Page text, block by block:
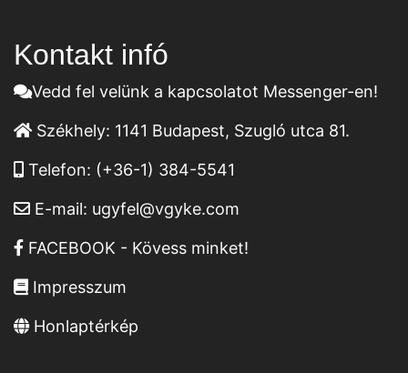
Kontakt infó
Vedd fel velünk a kapcsolatot Messenger-en!
Székhely: 1141 Budapest, Szugló utca 81.
Telefon: (+36-1) 384-5541
E-mail: ugyfel@vgyke.com
FACEBOOK - Kövess minket!
Impresszum
Honlaptérkép